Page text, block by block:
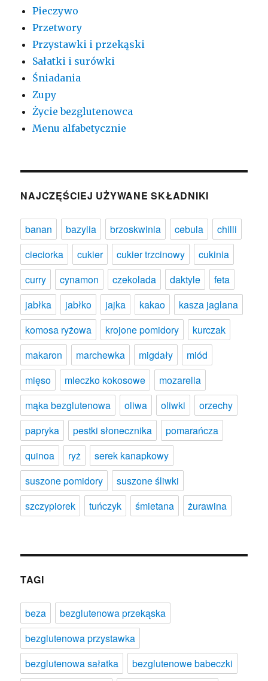
Pieczywo
Przetwory
Przystawki i przekąski
Sałatki i surówki
Śniadania
Zupy
Życie bezglutenowca
Menu alfabetycznie
NAJCZĘŚCIEJ UŻYWANE SKŁADNIKI
banan bazylia brzoskwinia cebula
chilli
cieciorka
cukier cukier trzcinowy
cukinia
curry
cynamon czekolada daktyle
feta
jabłka
jabłko jajka kakao
kasza jaglana
komosa ryżowa
krojone pomidory
kurczak
makaron
marchewka migdały
miód
mięso
mleczko kokosowe
mozarella
mąka bezglutenowa
oliwa oliwki
orzechy
papryka
pestki słonecznika
pomarańcza
quinoa
ryż
serek kanapkowy
suszone pomidory
suszone śliwki
szczypiorek
tuńczyk śmietana żurawina
TAGI
beza
bezglutenowa przekąska
bezglutenowa przystawka
bezglutenowa sałatka
bezglutenowe babeczki